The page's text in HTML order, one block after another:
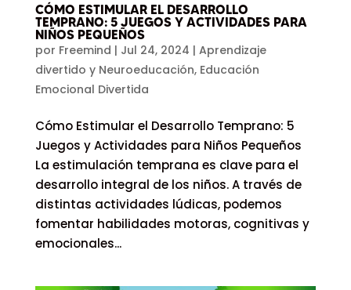
CÓMO ESTIMULAR EL DESARROLLO
TEMPRANO: 5 JUEGOS Y ACTIVIDADES PARA
NIÑOS PEQUEÑOS
por Freemind | Jul 24, 2024 | Aprendizaje
divertido y Neuroeducación, Educación
Emocional Divertida
Cómo Estimular el Desarrollo Temprano: 5
Juegos y Actividades para Niños Pequeños
La estimulación temprana es clave para el
desarrollo integral de los niños. A través de
distintas actividades lúdicas, podemos
fomentar habilidades motoras, cognitivas y
emocionales...